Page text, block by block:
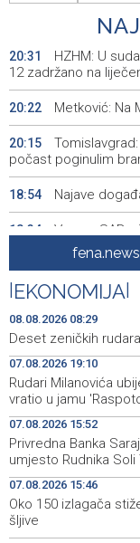
20:31
HZHM: U
12 zadržano na
20:22 Metković: Na
20:15
počast poginulim
18:54 Najave
18:34
Vance: SAD
nafte kroz Hormuški
18:21
Iranski šef
zatvoren dok SAD ne
18:09
Iran 'vrlo blizu'
18:05
Koncertom
manifestacija 'Dani
17:26
Kod mosta
sudske medicine
17:15
'Pekijada' u
regiona
fena.news
EKONOMIJA
08.08.2026 08:29
Deset zeničkih
07.08.2026 19:10
Rudari Milanovića
vratio u jamu
07.08.2026 15:52
Privredna Banka
umjesto Rudnika Soli
07.08.2026 15:46
Oko 150 izlagača
šljive